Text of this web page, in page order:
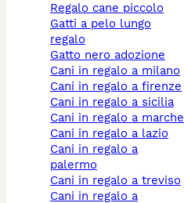
regalo cane piccolo
gatti a pelo lungo
regalo
gatto nero adozione
cani in regalo a milano
cani in regalo a firenze
cani in regalo a sicilia
cani in regalo a marche
cani in regalo a lazio
cani in regalo a
palermo
cani in regalo a treviso
cani in regalo a